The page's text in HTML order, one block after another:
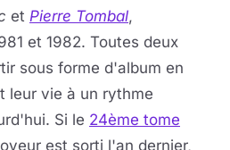
et Pierre Tombal,
et 1982. Toutes deux
sous forme d'album en
leur vie à un rythme
Si le 24ème tome
est sorti l'an dernier,